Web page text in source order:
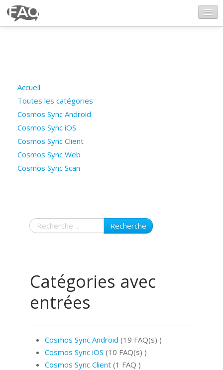
Poser une question
Questions ouvertes
Connexion
Accueil
Toutes les catégories
Cosmos Sync Android
Cosmos Sync iOS
Cosmos Sync Client
Cosmos Sync Web
Cosmos Sync Scan
Recherche
Catégories avec
entrées
Cosmos Sync Android (19 FAQ(s) )
Cosmos Sync iOS (10 FAQ(s) )
Cosmos Sync Client (1 FAQ )